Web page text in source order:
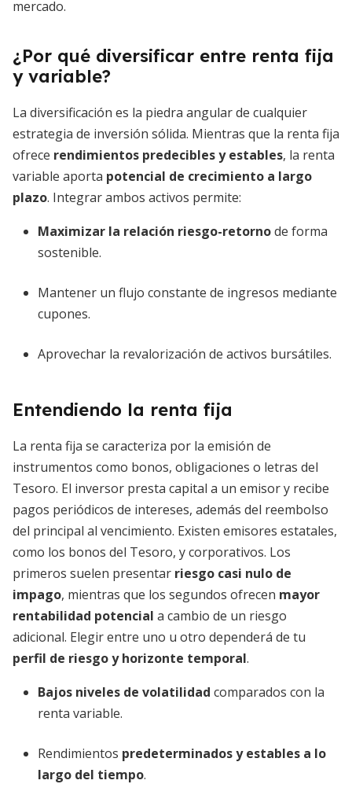
mercado.
¿Por qué diversificar entre renta fija
y variable?
La diversificación es la piedra angular de cualquier
estrategia de inversión sólida. Mientras que la renta fija
ofrece rendimientos predecibles y estables, la renta
variable aporta potencial de crecimiento a largo
plazo. Integrar ambos activos permite:
Maximizar la relación riesgo-retornode forma
sostenible.
Mantener un flujo constante de ingresos mediante
cupones.
Aprovechar la revalorización de activos bursátiles.
Entendiendo la renta fija
La renta fija se caracteriza por la emisión de
instrumentos como bonos, obligaciones o letras del
Tesoro. El inversor presta capital a un emisor y recibe
pagos periódicos de intereses, además del reembolso
del principal al vencimiento. Existen emisores estatales,
como los bonos del Tesoro, y corporativos. Los
primeros suelen presentar riesgo casi nulo de
impago, mientras que los segundos ofrecen mayor
rentabilidad potencial a cambio de un riesgo
adicional. Elegir entre uno u otro dependerá de tu
perfil de riesgo y horizonte temporal.
Bajos niveles de volatilidad comparados con la
renta variable.
Rendimientos predeterminados y estables a lo
largo del tiempo.